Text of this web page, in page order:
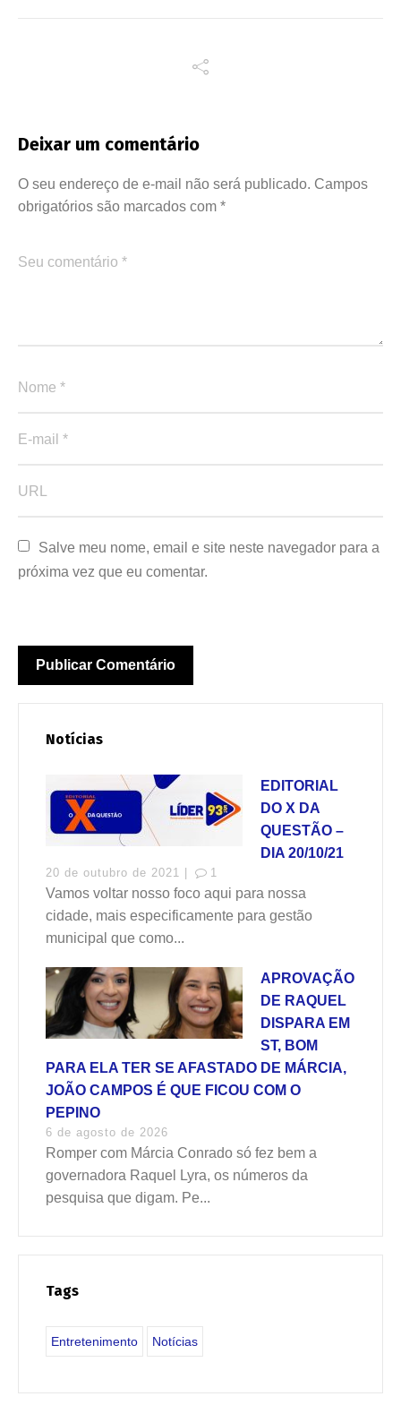
Deixar um comentário
O seu endereço de e-mail não será publicado. Campos
obrigatórios são marcados com *
Salve meu nome, email e site neste navegador para a
próxima vez que eu comentar.
Notícias
EDITORIAL
DO X DA
QUESTÃO –
DIA 20/10/21
20 de outubro de 2021 | 1
Vamos voltar nosso foco aqui para nossa
cidade, mais especificamente para gestão
municipal que como...
APROVAÇÃO
DE RAQUEL
DISPARA EM
ST, BOM
PARA ELA TER SE AFASTADO DE MÁRCIA,
JOÃO CAMPOS É QUE FICOU COM O
PEPINO
6 de agosto de 2026
Romper com Márcia Conrado só fez bem a
governadora Raquel Lyra, os números da
pesquisa que digam. Pe...
Tags
Entretenimento Notícias